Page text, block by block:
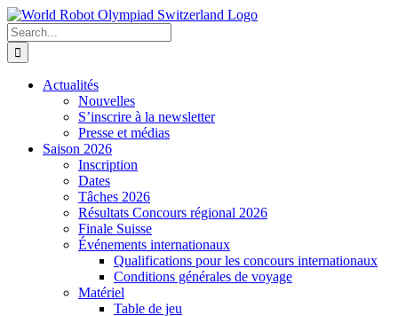
Skip
to
content
Search
for:
Actualités
Nouvelles
S’inscrire à la newsletter
Presse et médias
Saison 2026
Inscription
Dates
Tâches 2026
Résultats Concours régional 2026
Finale Suisse
Événements internationaux
Qualifications pour les concours internationaux
Conditions générales de voyage
Matériel
Table de jeu